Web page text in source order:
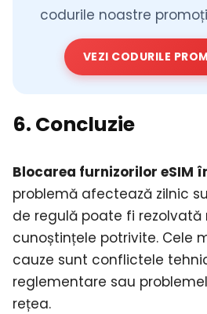
codurile noastre
VEZI CODURILE
6. Concluzie
Blocarea furnizorilor eSIM
problemă afectează zilnic
de regulă poate fi rezolvată
cunoștințele potrivite. Cele
cauze sunt conflictele
reglementare sau
rețea.